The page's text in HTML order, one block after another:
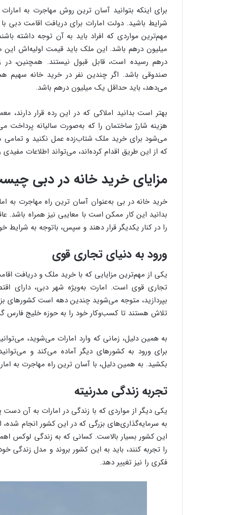
برای اینکه بتوانید آسان ترین روش مهاجرت به
شرایط باشید. دولت امارات برای دریافت اقامت
مهم‌ترین مواردی که افراد باید به آن توجه داشته
میلیون درهم باشد. این ملک باید قیمت اولیه‌اش
درهم رسیده است، قابل قبول نیستند. همچنین،
صندوقی باشد. اگر چندین نفر در خرید خانه سهیم
می‌دهد، باید حداقل یک میلیون درهم باشد.
بهتر است بدانید املاکی که در این رده قرار
هزینه شارژ ساختمان را که به‌صورت سالیانه پرداخت
می‌شود برای خرید ملک شتاب‌زده عمل نکنید و تمامی
که از این طریق اقدام کرده‌اند، می‌تواند اطلاعات مفیدی
مزایای خرید خانه در دبی
خرید خانه در بی به‌عنوان آسان ترین راه مهاجرت به
بدانید این کار ممکن است با معایبی نیز همراه باشد.
را در کنار یکدیگر قرار دهند و سپس، باتوجه به شرایط
ورود به دنیای تجاری قوی
یکی از مهم‌ترین مزایایی که با خرید ملک و دریافت
تجاری قوی است. امارت به‌ویژه شهر دبی، دارای
بپردازید، متوجه می‌شوید چندین دهه است کشورهای
تلاش هستند تا کسب‌وکار خود را به حوزه خلیج فارس
به همین دلیل، زمانی که وارد امارات می‌شوید،
برای ورود به کشورهای دیگر آماده می‌کند و
بکشید. به همین دلیل، با آسان ترین راه مهاجرت به
تجربه زندگی مدرنیته
یکی دیگر از مواردی که با زندگی در امارات به آن
به سرمایه‌گذاری‌های بزرگی که در این کشور انجام
این کشور بسیار بالاست. کسانی که به زندگی لوکس
را تجربه کنند، باید به این کشور بروند و مدل
فکری را نیز تغییر دهد.